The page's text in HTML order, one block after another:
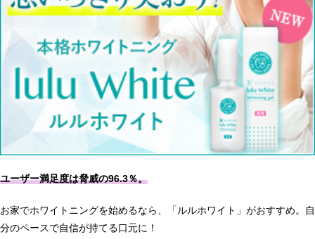
ユーザー満足度は脅威の96.3％。
お家でホワイトニングを始めるなら、「ルルホワイト」がおすすめ。自
分のペースで自信が持てる口元に！